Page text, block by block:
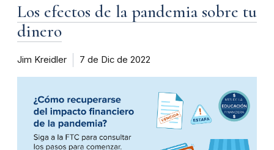
Los efectos de la pandemia sobre tu
dinero
Jim Kreidler 7 de Dic de 2022